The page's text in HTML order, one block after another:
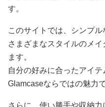
す。
このサイトでは、シンプル
さまざまなスタイルのメ
ます。
自分の好みに合ったアイテ
Glamcaseならではの魅力で
さらに、使い勝手や収納